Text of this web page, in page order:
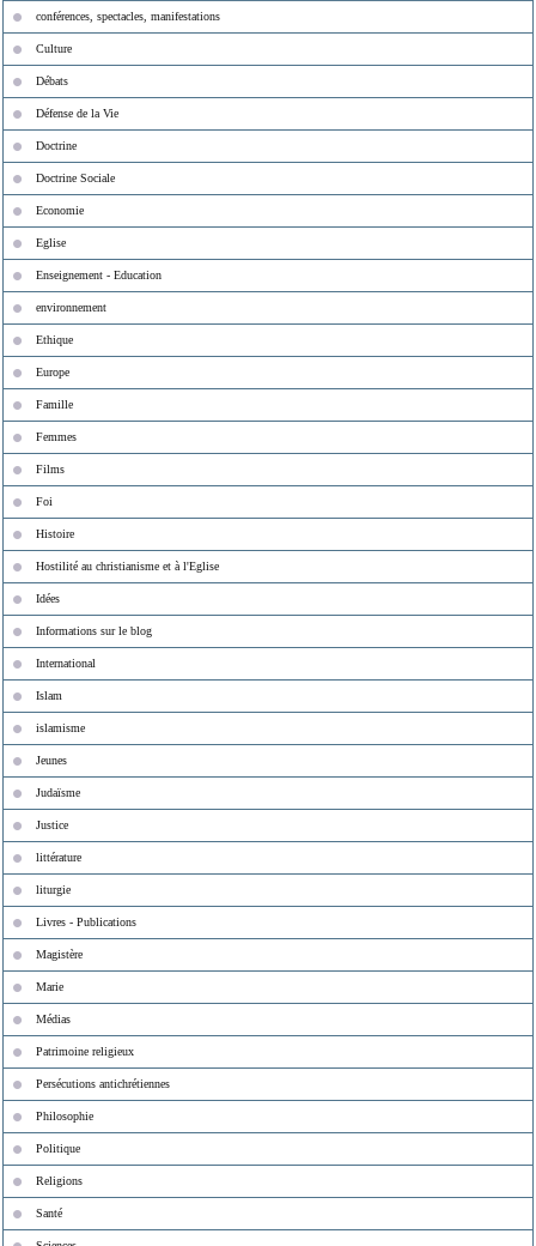
conférences, spectacles, manifestations
Culture
Débats
Défense de la Vie
Doctrine
Doctrine Sociale
Economie
Eglise
Enseignement - Education
environnement
Ethique
Europe
Famille
Femmes
Films
Foi
Histoire
Hostilité au christianisme et à l'Eglise
Idées
Informations sur le blog
International
Islam
islamisme
Jeunes
Judaïsme
Justice
littérature
liturgie
Livres - Publications
Magistère
Marie
Médias
Patrimoine religieux
Persécutions antichrétiennes
Philosophie
Politique
Religions
Santé